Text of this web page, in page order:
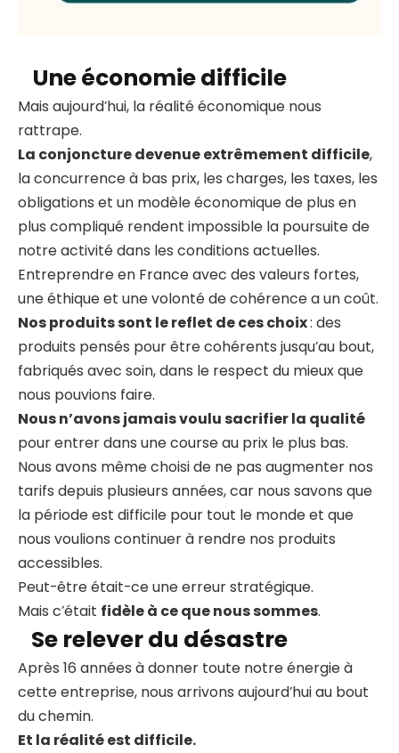
Une économie difficile
Mais aujourd’hui, la réalité économique nous
rattrape.
La conjoncture devenue extrêmement difficile,
la concurrence à bas prix, les charges, les taxes, les
obligations et un modèle économique de plus en
plus compliqué rendent impossible la poursuite de
notre activité dans les conditions actuelles.
Entreprendre en France avec des valeurs fortes,
une éthique et une volonté de cohérence a un coût.
Nos produits sont le reflet de ces choix: des
produits pensés pour être cohérents jusqu’au bout,
fabriqués avec soin, dans le respect du mieux que
nous pouvions faire.
Nous n’avons jamais voulu sacrifier la qualité
pour entrer dans une course au prix le plus bas.
Nous avons même choisi de ne pas augmenter nos
tarifs depuis plusieurs années, car nous savons que
la période est difficile pour tout le monde et que
nous voulions continuer à rendre nos produits
accessibles.
Peut-être était-ce une erreur stratégique.
Mais c’était fidèle à ce que nous sommes.
Se relever du désastre
Après 16 années à donner toute notre énergie à
cette entreprise, nous arrivons aujourd’hui au bout
du chemin.
Et la réalité est difficile.